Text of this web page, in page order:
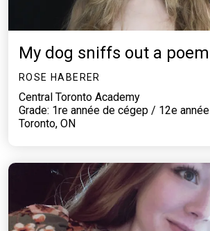
My dog sniffs out a poem
ROSE HABERER
Central Toronto Academy
Grade: 1re année de cégep / 12e année
Toronto, ON